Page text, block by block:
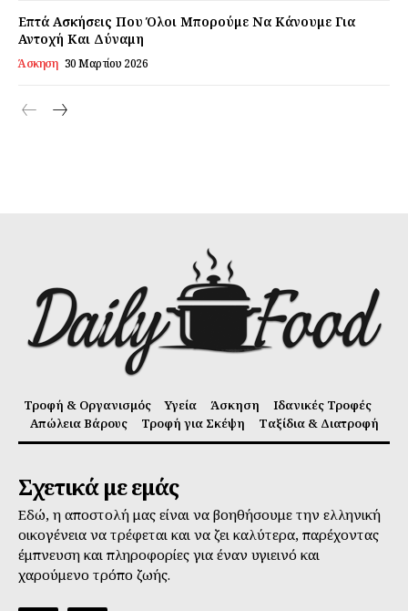
Επτά Ασκήσεις Που Όλοι Μπορούμε Να Κάνουμε Για
Αντοχή Και Δύναμη
Άσκηση 30 Μαρτίου 2026
Τροφή & Οργανισμός Υγεία Άσκηση
Ιδανικές Τροφές
Απώλεια Βάρους
Τροφή για Σκέψη Ταξίδια & Διατροφή
Σχετικά με εμάς
Εδώ, η αποστολή μας είναι να βοηθήσουμε την ελληνική
οικογένεια να τρέφεται και να ζει καλύτερα, παρέχοντας
έμπνευση και πληροφορίες για έναν υγιεινό και
χαρούμενο τρόπο ζωής.